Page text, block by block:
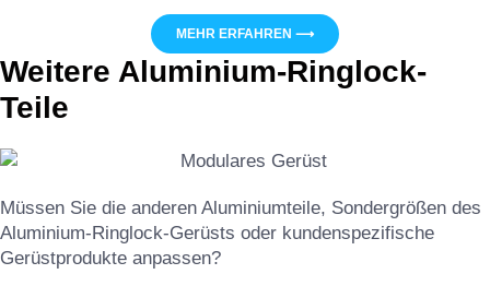
MEHR ERFAHREN ⟶
Weitere Aluminium-Ringlock-
Teile
Müssen Sie die anderen Aluminiumteile, Sondergrößen des
Aluminium-Ringlock-Gerüsts oder kundenspezifische
Gerüstprodukte anpassen?